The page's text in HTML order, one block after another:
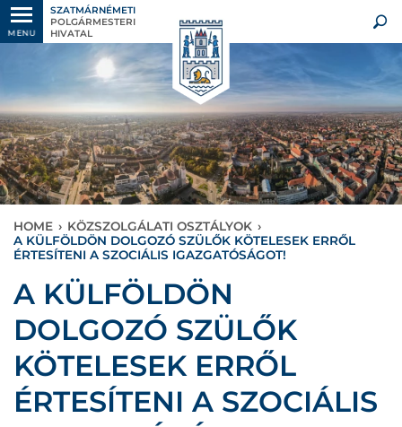
MENU
SZATMÁRNÉMETI
POLGÁRMESTERI
HIVATAL
HOME › KÖZSZOLGÁLATI OSZTÁLYOK ›
A KÜLFÖLDÖN DOLGOZÓ SZÜLŐK KÖTELESEK ERRŐL
ÉRTESÍTENI A SZOCIÁLIS IGAZGATÓSÁGOT!
A KÜLFÖLDÖN
DOLGOZÓ SZÜLŐK
KÖTELESEK ERRŐL
ÉRTESÍTENI A SZOCIÁLIS